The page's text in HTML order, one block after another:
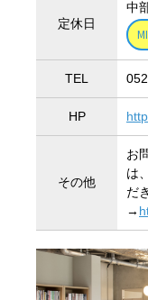
定休日
中
TEL
HP
その他
お
は
だ
→